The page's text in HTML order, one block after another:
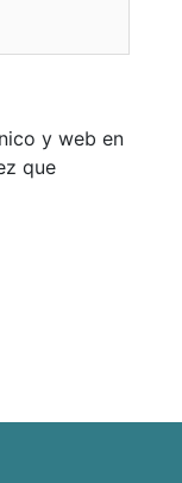
y web en
que